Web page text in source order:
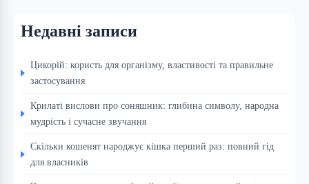
Недавні записи
Цикорій: користь для організму, властивості та правильне
застосування
Крилаті вислови про соняшник: глибина символу, народна
мудрість і сучасне звучання
Скільки кошенят народжує кішка перший раз: повний гід
для власників